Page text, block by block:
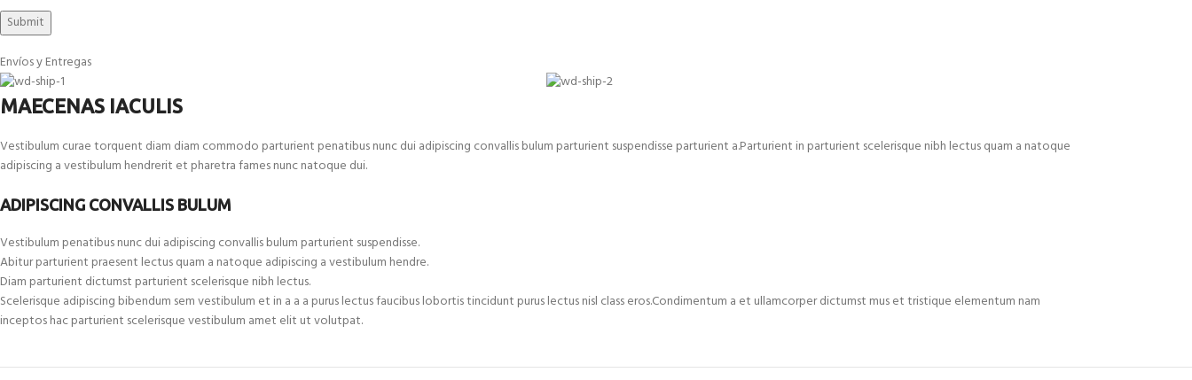
Envíos y Entregas
MAECENAS IACULIS
Vestibulum curae torquent diam diam commodo parturient penatibus nunc dui adipiscing convallis bulum parturient suspendisse parturient a.Parturient in parturient scelerisque nibh lectus quam a natoque
adipiscing a vestibulum hendrerit et pharetra fames nunc natoque dui.
ADIPISCING CONVALLIS BULUM
Vestibulum penatibus nunc dui adipiscing convallis bulum parturient suspendisse.
Abitur parturient praesent lectus quam a natoque adipiscing a vestibulum hendre.
Diam parturient dictumst parturient scelerisque nibh lectus.
Scelerisque adipiscing bibendum sem vestibulum et in a a a purus lectus faucibus lobortis tincidunt purus lectus nisl class eros.Condimentum a et ullamcorper dictumst mus et tristique elementum nam
inceptos hac parturient scelerisque vestibulum amet elit ut volutpat.